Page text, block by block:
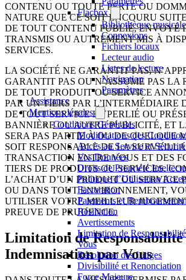
Flacbox
Bibliothèque musicale
Connexions
Fichiers locaux
Lecteur audio
Listes de lecture
Navigation
Paramètres
Assistance
Mentions légales
Conditions Générales
Modifications des
Accès au Service et
Vos Données
Droits de Propriété
Politique d’Utilisation
Facturation
Paiements et
Résiliation
Avertissements
Limitation de
Vous
Résolution des Litiges
Divisibilité et Renonciation
Force Majeure
CONTENU OU TOUTE PERTE OU
NATURE QUE CE SOIT ENCOURU
DE TOUT CONTENU PUBLIÉ, ENVOYÉ
TRANSMIS OU AUTREMENT MIS À
SERVICES.
LA SOCIÉTÉ NE GARANTIT PAS,
GARANTIT PAS OU N’ASSUME PAS LA
DE TOUT PRODUIT OU SERVICE
PAR UN TIERS PAR L’INTERMÉDIAIRE
DE TOUT SERVICE HYPERLIÉ OU
BANNIÈRE OU AUTRE PUBLICITÉ, ET
SERA PAS PARTIE À OU DE QUELQUE
SOIT RESPONSABLE DE LA
TRANSACTION ENTRE VOUS ET DES
TIERS DE PRODUITS OU SERVICES.
L’ACHAT D’UN PRODUIT OU SERVICE
OU DANS TOUT ENVIRONNEMENT,
UTILISER VOTRE MEILLEUR
PREUVE DE PRUDENCE.
Limitation de Responsabilité
Indemnisation par Vous